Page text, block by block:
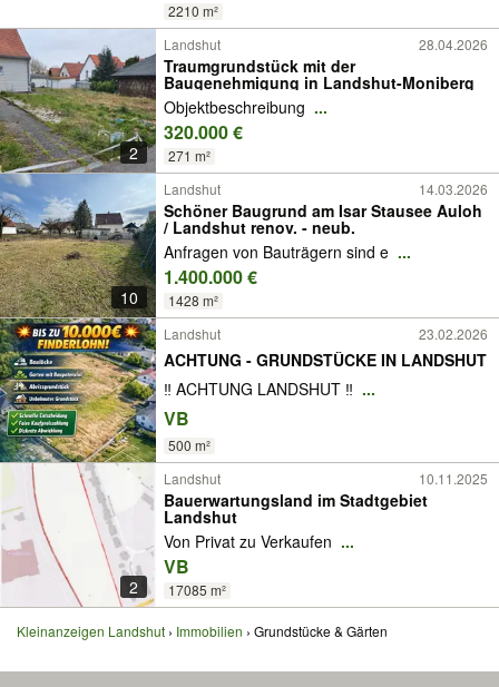
2210 m²
2
Landshut 28.04.2026
Traumgrundstück mit der
Baugenehmigung in Landshut-Moniberg
Objektbeschreibung ...
320.000 €
271 m²
10
Landshut 14.03.2026
Schöner Baugrund am Isar Stausee Auloh
/ Landshut renov. - neub.
Anfragen von Bauträgern sind e ...
1.400.000 €
1428 m²
Landshut
23.02.2026
ACHTUNG - GRUNDSTÜCKE IN LANDSHUT
‼️ ACHTUNG LANDSHUT ‼️ ...
VB
500 m²
2
Landshut 10.11.2025
Bauerwartungsland im Stadtgebiet
Landshut
Von Privat zu Verkaufen ...
VB
17085 m²
Kleinanzeigen Landshut Immobilien Grundstücke & Gärten